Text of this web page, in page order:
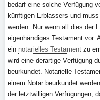
bedarf eine solche Verfügung
künftigen Erblassers und
werden. Nur wenn all dies der
eigenhändiges Testament vor.
ein notarielles Testament zu
wird eine derartige Verfügung
beurkundet. Notarielle
einem Notar beurkundet
der letztwilligen Verfügungen,